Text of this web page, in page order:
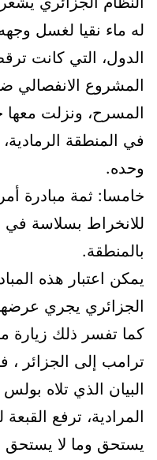
له ماء نقيا لغسل
الدول، التي كانت
المشروع
المسرح، ونزلت
في المنطقة
وحده.
خامسا: ثمة مبادرة
للانخراط بسلاسة في
بالمنطقة.
يمكن اعتبار هذه
الجزائري يجري
كما تفسر ذلك
ترامب إلى الجزائر ،
البيان الذي تلاه
المرادية، ترفع
يستحق وما لا يستحق